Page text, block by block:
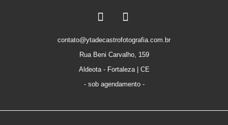
contato@ytadecastrofotografia.com.br
Rua Beni Carvalho, 159
Aldeota - Fortaleza | CE
- sob agendamento -